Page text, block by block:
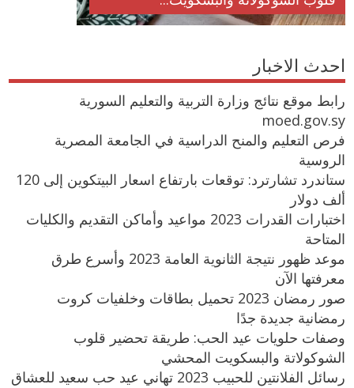
احدث الاخبار
رابط موقع نتائج وزارة التربية والتعليم السورية
moed.gov.sy
فرص التعليم والمنح الدراسية في الجامعة المصرية
الروسية
ستاندرد تشارترد: توقعات بارتفاع اسعار البيتكوين إلى 120
ألف دولار
اختبارات القدرات 2023 مواعيد وأماكن التقديم والكليات
المتاحة
موعد ظهور نتيجة الثانوية العامة 2023 وأسرع طرق
معرفتها الآن
صور رمضان 2023 تحميل بطاقات وخلفيات كروت
رمضانية جديدة جدًا
وصفات حلويات عيد الحب: طريقة تحضير قلوب
الشوكولاتة والبسكويت المحشي
رسائل الفلانتين للحبيب 2023 تهاني عيد حب سعيد للعشاق